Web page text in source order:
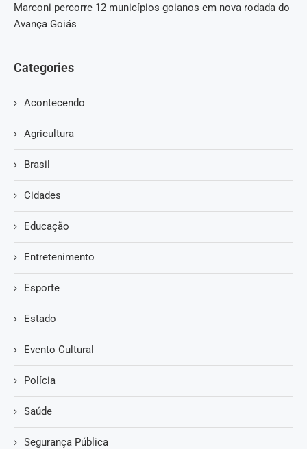
Marconi percorre 12 municípios goianos em nova rodada do
Avança Goiás
Categories
Acontecendo
Agricultura
Brasil
Cidades
Educação
Entretenimento
Esporte
Estado
Evento Cultural
Polícia
Saúde
Segurança Pública